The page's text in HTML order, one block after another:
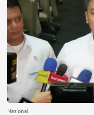
Nasional